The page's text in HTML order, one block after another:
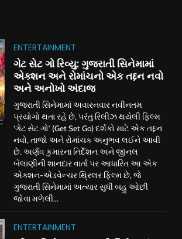
ENTERTAINMENT
ગેટ સેટ ગો રિવ્યુ: ગુજરાતી સિનેમામાં
એક્શન અને રોમાંચનો એક તદ્દન નવો
અને અનોખો અંદાજ
ગુજરાતી સિનેમામાં અવારનવાર નવીનતમ
પ્રયોગો થતા રહે છે, પરંતુ રિલીઝ થયેલી ફિલ્મ
‘ગેટ સેટ ગો’ (Get Set Go) દર્શકો માટે એક તદ્દન
નવો, તાજો અને રોમાંચક અનુભવ લઈને આવી
છે. અર્ણવ કુમારના નિર્દેશન અને જીનલ
બેલાણીની શાનદાર વાર્તા પર આધારિત આ એક
એક્શન-એડવેન્ચર થ્રિલર ફિલ્મ છે, જે
ગુજરાતી સિનેમામાં અત્યાર સુધી બહુ ઓછી
જોવા મળેલી...
ENTERTAINMENT